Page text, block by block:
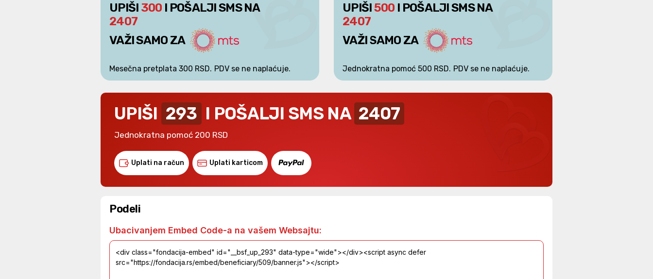
UPIŠI 300 I POŠALJI SMS NA
2407
VAŽI SAMO ZA
Mesečna pretplata 300 RSD. PDV se ne naplaćuje.
UPIŠI500 I POŠALJI SMS NA
2407
VAŽI SAMO ZA
Jednokratna pomoć 500 RSD. PDV se ne naplaćuje.
UPIŠI 293 I POŠALJI SMS NA 2407
Jednokratna pomoć 200 RSD
Uplati na račun Uplati karticom
Podeli
Ubacivanjem Embed Code-a na vašem Websajtu: